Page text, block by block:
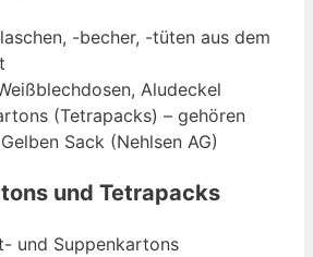
-becher, -tüten aus dem
Aludeckel
(Tetrapacks) – gehören
Sack (Nehlsen AG)
und Tetrapacks
und Suppenkartons